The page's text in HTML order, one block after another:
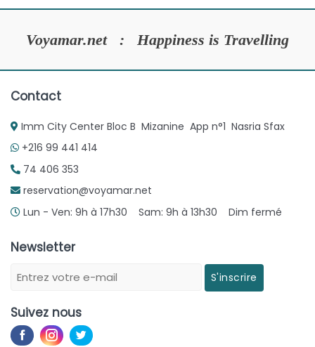
Voyamar.net : Happiness is Travelling
Contact
Imm City Center Bloc B Mizanine App n°1 Nasria Sfax
+216 99 441 414
74 406 353
reservation@voyamar.net
Lun - Ven: 9h à 17h30 Sam: 9h à 13h30 Dim fermé
Newsletter
S'inscrire
Suivez nous